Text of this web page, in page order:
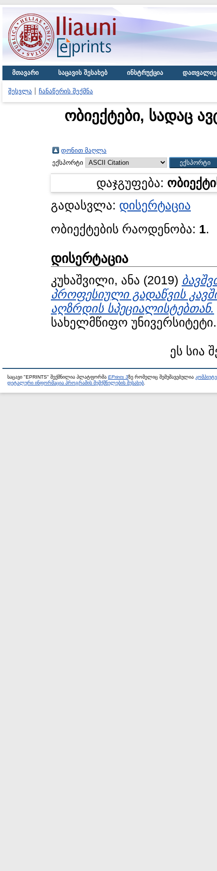
მთავარი საცავის შესახებ ინსტრუქცია
შესვლა ჩანაწერის შექმნა
ობიექტები, სადაც
დონით მაღლა
ექსპორტი
დაჯგუფება:
გადასვლა: დისერტაცია
ობიექტების რაოდენობა: 1.
დისერტაცია
კუხაშვილი, ანა (2019)
პროფესიული გადაწვის
აღზრდის სპეციალისტებთან.
სახელმწიფო უნივერსიტეტი.
ეს სია
საცავი "EPRINTS" შექმნილია პლატფორმა EPrints 3ზე რომელიც შემუშავებულია
დეტალური ინფორმაცია პროგრამის შემქმნელების შესახებ